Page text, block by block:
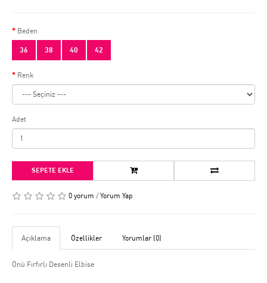
Beden
36 38 40 42
Renk
Adet
SEPETE EKLE
0 yorum / Yorum Yap
Açıklama Özellikler Yorumlar (0)
Önü Fırfırlı Desenli Elbise